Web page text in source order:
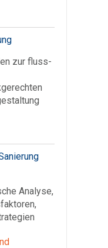
zur fluss-
Analyse,